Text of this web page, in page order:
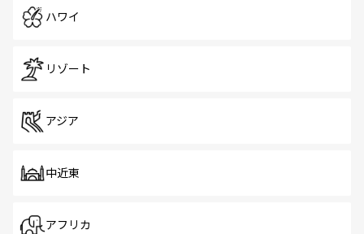
ハワイ
リゾート
アジア
中近東
アフリカ